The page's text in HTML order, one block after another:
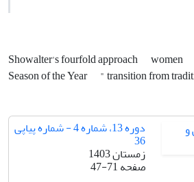
Showalter's fourfold approach women
Season of the Year
" transition from
دوره 13، شماره 4 - شماره پیاپی
36
زمستان 1403
صفحه47-71